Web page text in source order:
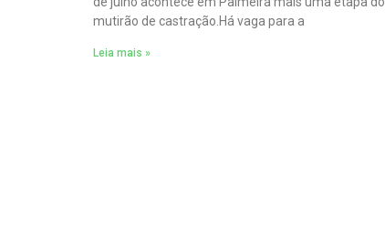
mutirão de castração.Há vaga para a
Leia mais »